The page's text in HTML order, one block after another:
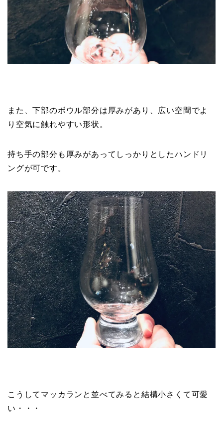
また、下部のボウル部分は厚みがあり、広い空間でよ
り空気に触れやすい形状。
持ち手の部分も厚みがあってしっかりとしたハンドリ
ングが可です。
こうしてマッカランと並べてみると結構小さくて可愛
い・・・